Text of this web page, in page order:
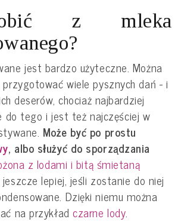
z mleka
jest bardzo użyteczne. Można
wiele pysznych dań - i
deserów, chociaż najbardziej
do tego i jest też najczęściej w
Może być po prostu
, albo służyć do sporządzania
z lodami i bitą śmietaną
lepiej, jeśli zostanie do niej
Dzięki niemu można
na przykładczarne lody.